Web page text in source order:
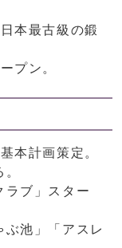
本最古級の鍛
プン。
本計画策定。
ブ」スター
池」「アスレ